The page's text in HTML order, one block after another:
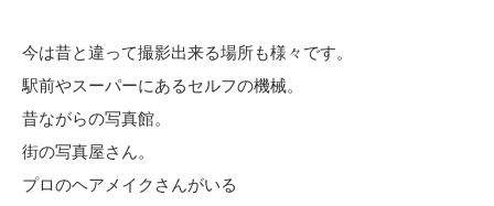
今は昔と違って撮影出来る場所も様々です。
駅前やスーパーにあるセルフの機械。
昔ながらの写真館。
街の写真屋さん。
プロのヘアメイクさんがいる